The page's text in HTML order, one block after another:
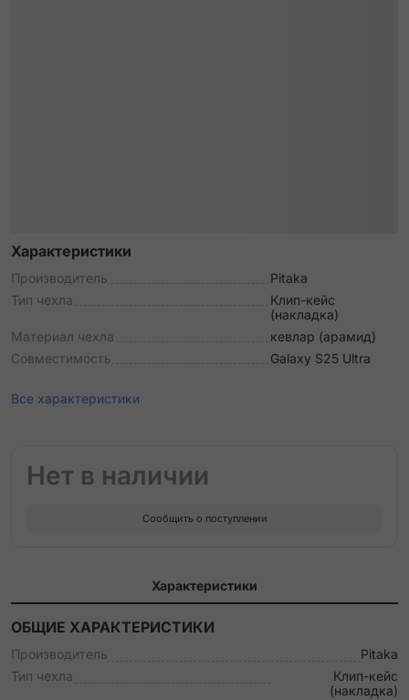
Характеристики
Производитель
Pitaka
Тип чехла
Клип-кейс
(накладка)
Материал чехла
кевлар (арамид)
Совместимость
Galaxy S25 Ultra
Все характеристики
Нет в наличии
Сообщить о поступлении
Характеристики
ОБЩИЕ ХАРАКТЕРИСТИКИ
Производитель
Pitaka
Тип чехла
Клип-кейс
(накладка)